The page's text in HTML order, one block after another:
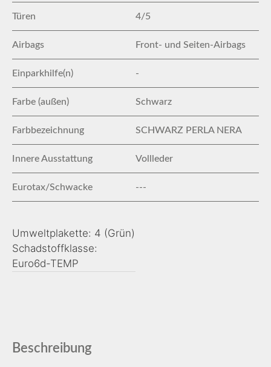
Türen 4/5
Airbags Front- und Seiten-Airbags
Einparkhilfe(n) -
Farbe (außen) Schwarz
Farbbezeichnung SCHWARZ PERLA NERA
Innere Ausstattung Vollleder
Eurotax/Schwacke ---
Umweltplakette: 4 (Grün)
Schadstoffklasse:
Euro6d-TEMP
Beschreibung